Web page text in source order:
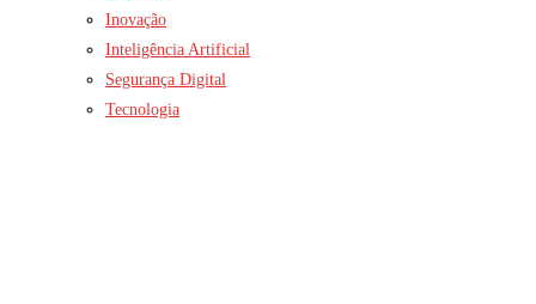
Inovação
Inteligência Artificial
Segurança Digital
Tecnologia